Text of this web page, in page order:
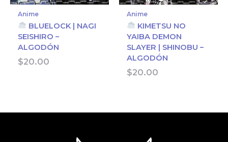
Anime
BLUELOCK | NAGI
SEISHIRO –
ALGODÓN
$20.00
Anime
KIMETSU NO
YAIBA DEMON
SLAYER | SHINOBU –
ALGODÓN
$20.00